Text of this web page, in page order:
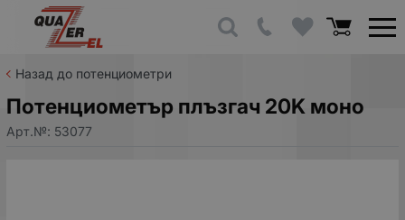
Назад до потенциометри
Потенциометър плъзгач 20K моно
Арт.№: 53077